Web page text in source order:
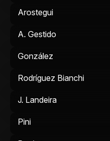
Arostegui
A. Gestido
González
Rodríguez Bianchi
J. Landeira
Pini